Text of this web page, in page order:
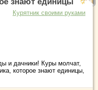
Курятник своими руками
и дачники! Куры молчат,
которое знают единицы,